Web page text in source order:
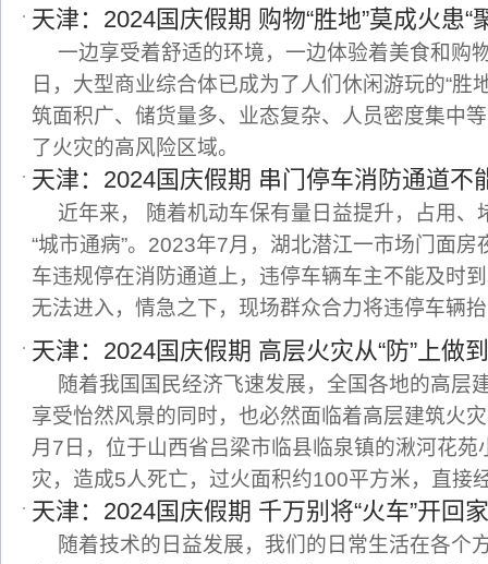
天津：2024国庆假期 购物“胜地”莫成火患“
一边享受着舒适的环境，一边体验着美食和购
日，大型商业综合体已成为了人们休闲游玩的“胜
筑面积广、储货量多、业态复杂、人员密度集中
了火灾的高风险区域。
天津：2024国庆假期 串门停车消防通道不
近年来， 随着机动车保有量日益提升，占用、
“城市通病”。2023年7月，湖北潜江一市场门面
车违规停在消防通道上，违停车辆车主不能及时
无法进入，情急之下，现场群众合力将违停车辆
天津：2024国庆假期 高层火灾从“防”上做
随着我国国民经济飞速发展，全国各地的高层
享受怡然风景的同时，也必然面临着高层建筑火
月7日，位于山西省吕梁市临县临泉镇的湫河花苑
灾，造成5人死亡，过火面积约100平方米，直接
天津：2024国庆假期 千万别将“火车”开回家
随着技术的日益发展，我们的日常生活在各个